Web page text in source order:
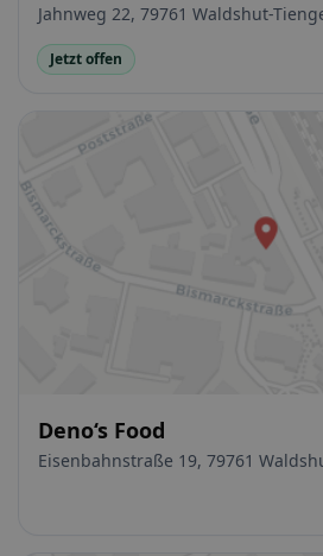
Jahnweg 22, 79761 Waldshut-
Jetzt offen
Deno‘s Food
Eisenbahnstraße 19, 79761